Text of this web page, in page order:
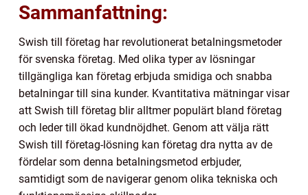
Sammanfattning:
Swish till företag har revolutionerat betalningsmetoder
för svenska företag. Med olika typer av lösningar
tillgängliga kan företag erbjuda smidiga och snabba
betalningar till sina kunder. Kvantitativa mätningar visar
att Swish till företag blir alltmer populärt bland företag
och leder till ökad kundnöjdhet. Genom att välja rätt
Swish till företag-lösning kan företag dra nytta av de
fördelar som denna betalningsmetod erbjuder,
samtidigt som de navigerar genom olika tekniska och